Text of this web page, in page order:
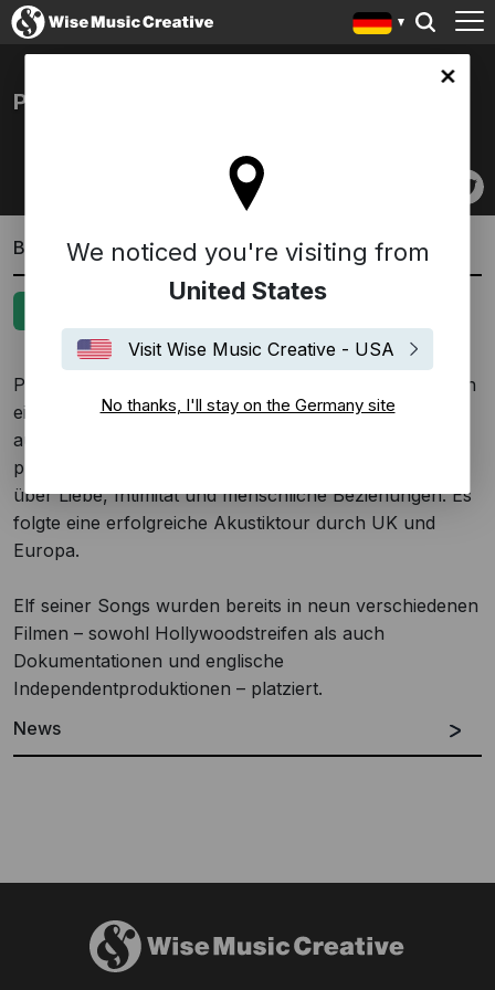
We noticed you're visiting from
United States
Visit Wise Music Creative - USA
No thanks, I'll stay on the Germany site
PETER CONWAY
Biografie
Peter Conway ist ein Singer-Songwriter, der sich durch
eine einzigartige Stimme und wunderbare Melodien
auszeichnet. Sein Album „Stay“ hat er selbst
produziert, arrangiert und gemixt - ein Konzeptalbum
über Liebe, Intimität und menschliche Beziehungen. Es
folgte eine erfolgreiche Akustiktour durch UK und
Europa.
Elf seiner Songs wurden bereits in neun verschiedenen
Filmen – sowohl Hollywoodstreifen als auch
Dokumentationen und englische
Independentproduktionen – platziert.
News